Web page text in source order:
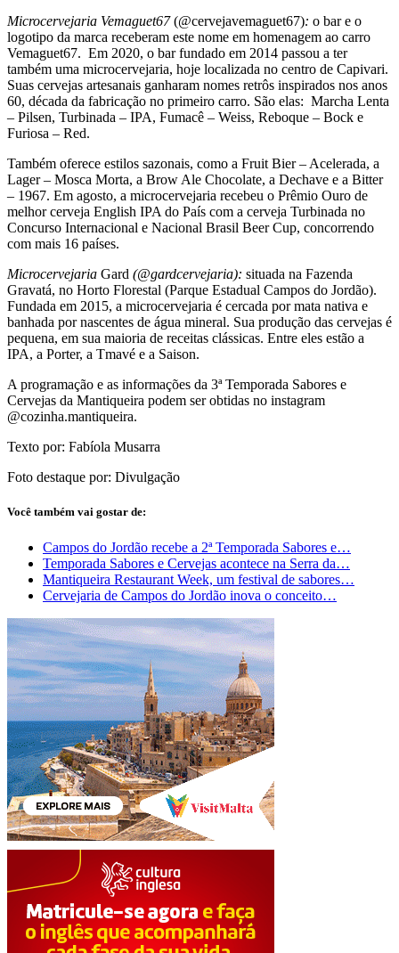
Microcervejaria Vemaguet67(@cervejavemaguet67): o bar e o
logotipo da marca receberam este nome em homenagem ao carro
Vemaguet67. Em 2020, o bar fundado em 2014 passou a ter
também uma microcervejaria, hoje localizada no centro de Capivari.
Suas cervejas artesanais ganharam nomes retrôs inspirados nos anos
60, década da fabricação no primeiro carro. São elas: Marcha Lenta
– Pilsen, Turbinada – IPA, Fumacê – Weiss, Reboque – Bock e
Furiosa – Red.
Também oferece estilos sazonais, como a Fruit Bier – Acelerada, a
Lager – Mosca Morta, a Brow Ale Chocolate, a Dechave e a Bitter
– 1967. Em agosto, a microcervejaria recebeu o Prêmio Ouro de
melhor cerveja English IPA do País com a cerveja Turbinada no
Concurso Internacional e Nacional Brasil Beer Cup, concorrendo
com mais 16 países.
Microcervejaria Gard (@gardcervejaria): situada na Fazenda
Gravatá, no Horto Florestal (Parque Estadual Campos do Jordão).
Fundada em 2015, a microcervejaria é cercada por mata nativa e
banhada por nascentes de água mineral. Sua produção das cervejas é
pequena, em sua maioria de receitas clássicas. Entre eles estão a
IPA, a Porter, a Tmavé e a Saison.
A programação e as informações da 3ª Temporada Sabores e
Cervejas da Mantiqueira podem ser obtidas no instagram
@cozinha.mantiqueira.
Texto por: Fabíola Musarra
Foto destaque por: Divulgação
Você também vai gostar de:
Campos do Jordão recebe a 2ª Temporada Sabores e…
Temporada Sabores e Cervejas acontece na Serra da…
Mantiqueira Restaurant Week, um festival de sabores…
Cervejaria de Campos do Jordão inova o conceito…